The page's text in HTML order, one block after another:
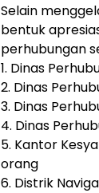
Selain
bentuk
perhubungan
1. Dinas
2. Dinas
3. Dinas
4. Dinas
5. Kantor
orang
6. Distrik